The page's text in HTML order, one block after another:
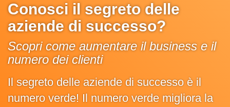
Conosci il segreto delle
aziende di successo?
Scopri come aumentare il business e il
numero dei clienti
Il segreto delle aziende di successo è il
numero verde! Il numero verde migliora la